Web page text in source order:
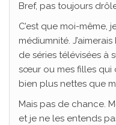
Bref, pas toujours
C’est que moi-même,
médiumnité.
de séries télévisées à
sœur ou mes filles qui
bien plus nettes que
Mais pas de chance.
et je ne les entends